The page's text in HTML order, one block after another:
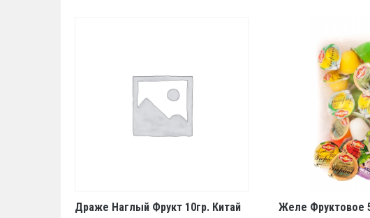
Драже Наглый Фрукт 10гр. Китай
Желе Фруктовое